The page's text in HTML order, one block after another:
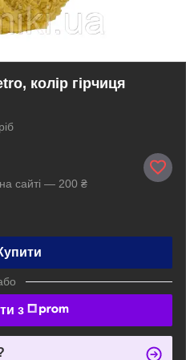
колір гірчиця
сайті — 200 ₴
з